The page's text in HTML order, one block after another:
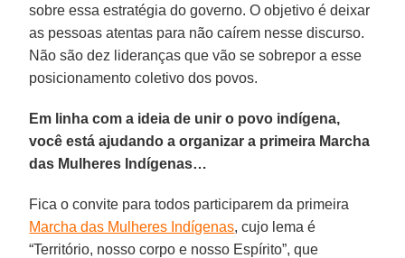
sobre essa estratégia do governo. O objetivo é deixar
as pessoas atentas para não caírem nesse discurso.
Não são dez lideranças que vão se sobrepor a esse
posicionamento coletivo dos povos.
Em linha com a ideia de unir o povo indígena,
você está ajudando a organizar a primeira Marcha
das Mulheres Indígenas…
Fica o convite para todos participarem da primeira
Marcha das Mulheres Indígenas, cujo lema é
“Território, nosso corpo e nosso Espírito”, que